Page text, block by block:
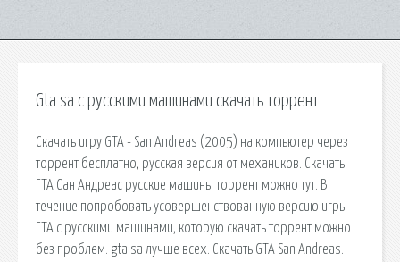
Gta sa с русскими машинами скачать торрент
Скачать игру GTA - San Andreas (2005) на компьютер через
торрент бесплатно, русская версия от механиков. Скачать
ГТА Сан Андреас русские машины торрент можно тут. В
течение попробовать усовершенствованную версию игры –
ГТА с русскими машинами, которую скачать торрент можно
без проблем. gta sa лучше всех. Скачать GTA San Andreas.